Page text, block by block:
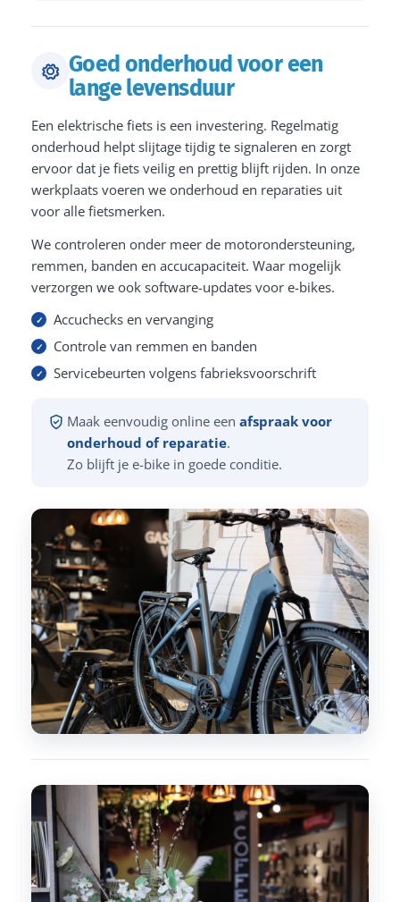
Goed onderhoud voor een
lange levensduur
Een elektrische fiets is een investering. Regelmatig
onderhoud helpt slijtage tijdig te signaleren en zorgt
ervoor dat je fiets veilig en prettig blijft rijden. In onze
werkplaats voeren we onderhoud en reparaties uit
voor alle fietsmerken.
We controleren onder meer de motorondersteuning,
remmen, banden en accucapaciteit. Waar mogelijk
verzorgen we ook software-updates voor e-bikes.
Accuchecks en vervanging
Controle van remmen en banden
Servicebeurten volgens fabrieksvoorschrift
Maak eenvoudig online een afspraak voor
onderhoud of reparatie.
Zo blijft je e-bike in goede conditie.